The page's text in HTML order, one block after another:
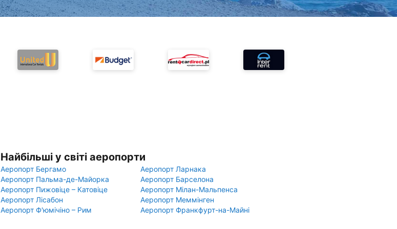
Найбільші у світі аеропорти
Аеропорт Бергамо
Аеропорт Ларнака
Аеропорт Пальма-де-Майорка
Аеропорт Барселона
Аеропорт Пижовіце – Катовіце
Аеропорт Мілан-Мальпенса
Аеропорт Лісабон
Аеропорт Меммінген
Аеропорт Ф'юмічіно – Рим
Аеропорт Франкфурт-на-Майні